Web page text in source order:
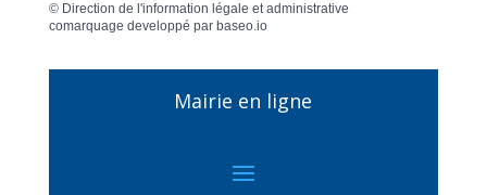
© Direction de l'information légale et administrative
comarquage developpé par baseo.io
Mairie en ligne